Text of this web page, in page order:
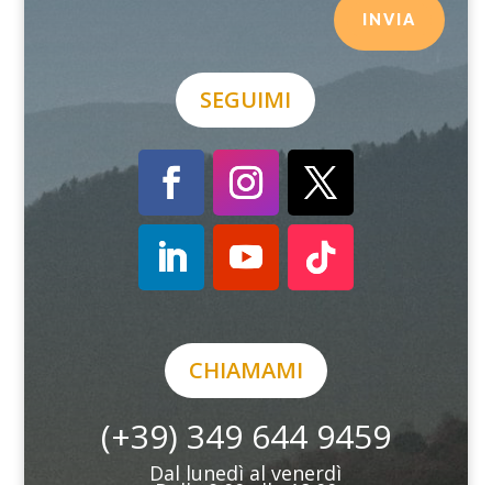
INVIA
SEGUIMI
CHIAMAMI
(+39) 349 644 9459
Dal lunedì al venerdì